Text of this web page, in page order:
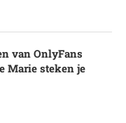
van OnlyFans
Marie steken je